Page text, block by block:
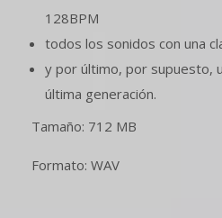
128BPM
todos los sonidos con una
y por último, por supuesto,
última generación.
Tamaño: 712 MB
Formato: WAV